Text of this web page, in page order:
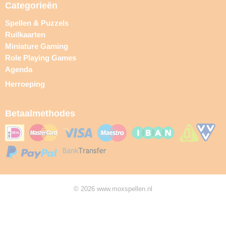
Categorieën
Spellen & Puzzels
Ruilkaarten
Miniature Gaming
Role Playing Games
Agenda
Herroeping
Betaalmethodes
© 2026 www.moxspellen.nl